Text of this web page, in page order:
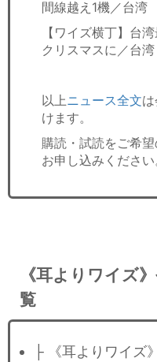
間線越え1機／台湾
【ワイズ横丁】台
クリスマスに／台湾
以上ニュース全文
けます。
購読・試読をご希
お申し込みください
《耳よりワイズ
覧
├ 《耳よりワイズ